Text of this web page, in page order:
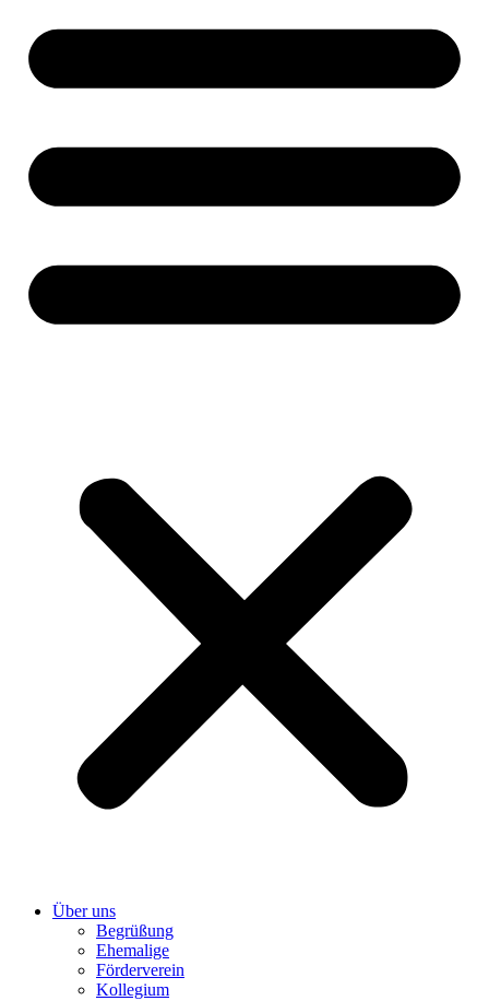
Über uns
Begrüßung
Ehemalige
Förderverein
Kollegium